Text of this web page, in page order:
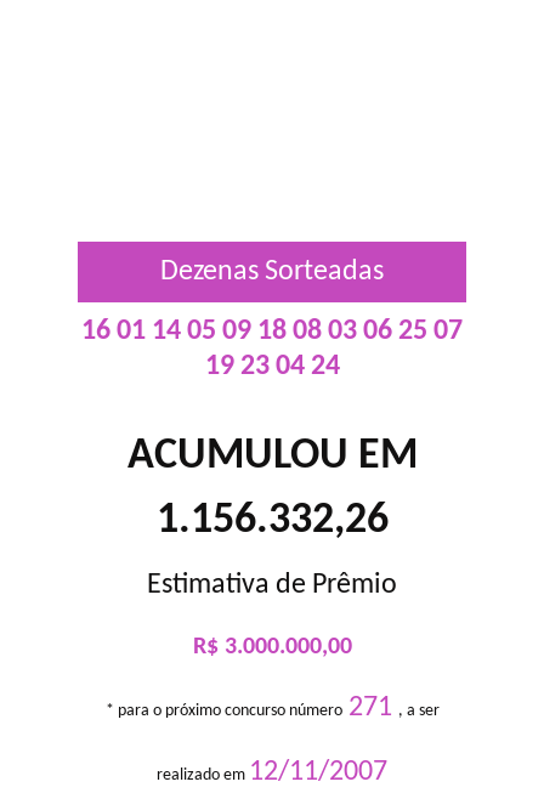
Dezenas Sorteadas
16 01 14 05 09 18 08 03 06 25 07
19 23 04 24
ACUMULOU EM
1.156.332,26
Estimativa de Prêmio
R$ 3.000.000,00
* para o próximo concurso número271 , a ser
realizado em 12/11/2007